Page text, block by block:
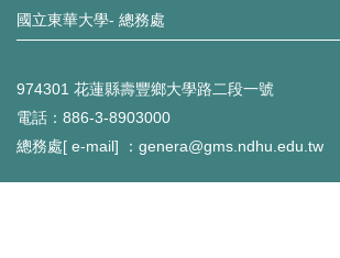
出納組
文書組
相片集錦
國立東華大學- 總務處
974301 花蓮縣壽豐鄉大學路二段一號
電話：886-3-8903000
總務處[ e-mail] ：genera@gms.ndhu.edu.tw